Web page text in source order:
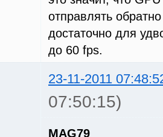
отправлять
достаточно для
до 60 fps.
23-11-2011
07:50:15)
MAG79